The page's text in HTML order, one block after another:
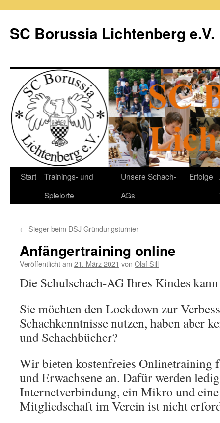
springen
SC Borussia Lichtenberg e.V.
Start
Trainings- und
Spielorte
Unsere Schach-
AGs
Erfolge
← Sieger beim DSJ Gründungsturnier
Anfängertraining online
Veröffentlicht am 21. März 2021 von Olaf Sill
Die Schulschach-AG Ihres Kindes
Sie möchten den Lockdown zur
Schachkenntnisse nutzen, haben aber
und Schachbücher?
Wir bieten kostenfreies Onlinetraining
und Erwachsene an. Dafür werden
Internetverbindung, ein Mikro und
Mitgliedschaft im Verein ist nicht